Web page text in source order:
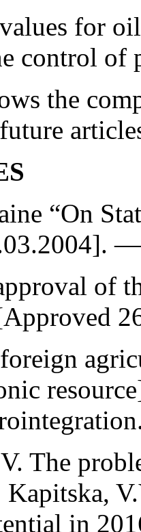
for
control of
the
“On
of
The
Kapitska,
in